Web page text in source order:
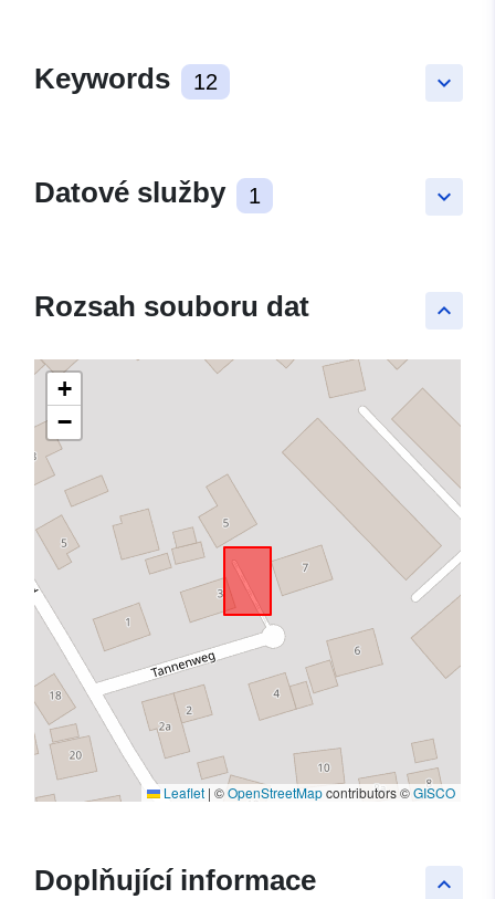
keyboard_arrow_down
Keywords 12
keyboard_arrow_down
Datové služby 1
keyboard_arrow_up
Rozsah souboru dat
+
−
Leaflet | ©OpenStreetMapcontributors ©GISCO
keyboard_arrow_up
Doplňující informace